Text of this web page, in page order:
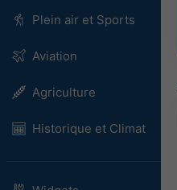
Plein air et Sports
Aviation
Agriculture
Historique et Climat